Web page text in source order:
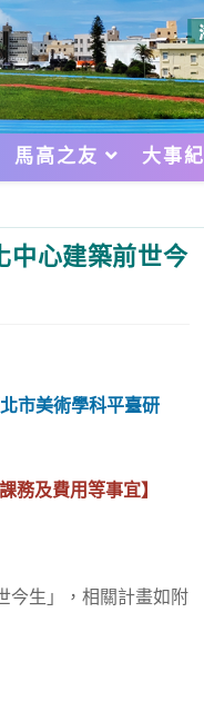
馬高之友 大事紀
中心建築前世今
市美術學科平臺研
務及費用等事宜】
今生」，相關計畫如附